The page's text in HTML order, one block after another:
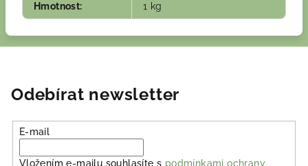
Hmotnost: 1 kg
Odebírat newsletter
E-mail
Vložením e-mailu souhlasíte s podmínkami ochrany